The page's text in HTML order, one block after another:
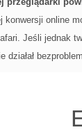
konwersji online
Jeśli jednak
działał